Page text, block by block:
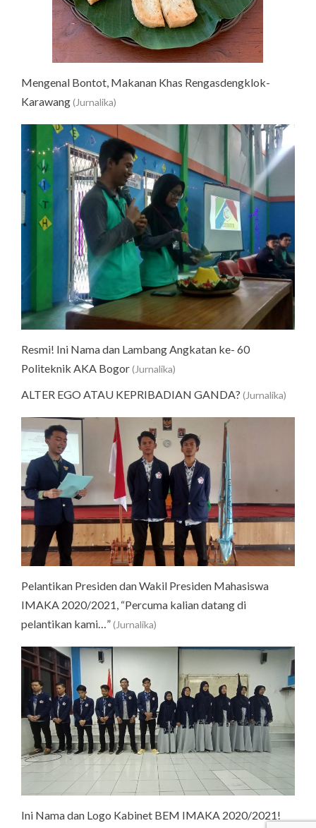
Mengenal Bontot, Makanan Khas Rengasdengklok-
Karawang(Jurnalika)
Resmi! Ini Nama dan Lambang Angkatan ke- 60
Politeknik AKA Bogor(Jurnalika)
ALTER EGO ATAU KEPRIBADIAN GANDA? (Jurnalika)
Pelantikan Presiden dan Wakil Presiden Mahasiswa
IMAKA 2020/2021, “Percuma kalian datang di
pelantikan kami…”(Jurnalika)
Ini Nama dan Logo Kabinet BEM IMAKA 2020/2021!